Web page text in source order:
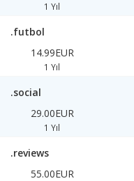
1 Yıl
.futbol
14.99EUR
1 Yıl
.social
29.00EUR
1 Yıl
.reviews
55.00EUR